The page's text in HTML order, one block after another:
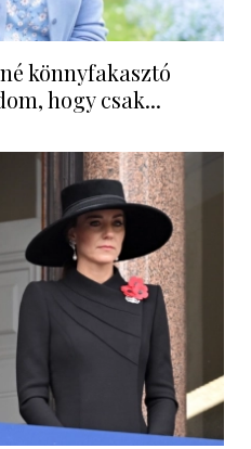
könnyfakasztó
hogy csak...